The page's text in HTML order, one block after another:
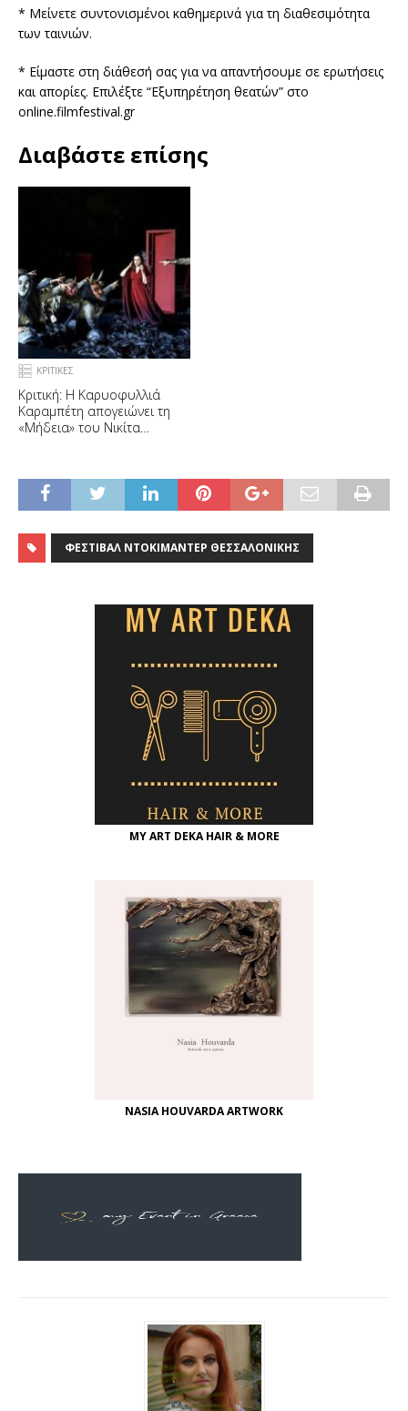
* Μείνετε συντονισμένοι καθημερινά για τη διαθεσιμότητα
των ταινιών.
* Είμαστε στη διάθεσή σας για να απαντήσουμε σε ερωτήσεις
και απορίες. Επιλέξτε “Εξυπηρέτηση θεατών” στο
online.filmfestival.gr
Διαβάστε επίσης
ΚΡΙΤΙΚΕΣ
Κριτική: Η Καρυοφυλλιά
Καραμπέτη απογειώνει τη
«Μήδεια» του Νικίτα
ΦΕΣΤΙΒΆΛ ΝΤΟΚΙΜΑΝΤΈΡ ΘΕΣΣΑΛΟΝΊΚΗΣ
MY ART DEKA HAIR & MORE
NASIA HOUVARDA ARTWORK